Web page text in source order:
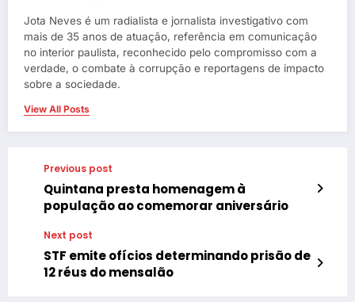
Jota Neves é um radialista e jornalista investigativo com
mais de 35 anos de atuação, referência em comunicação
no interior paulista, reconhecido pelo compromisso com a
verdade, o combate à corrupção e reportagens de impacto
sobre a sociedade.
View All Posts
Previous post
Quintana presta homenagem à
população ao comemorar aniversário
Next post
STF emite ofícios determinando prisão de
12 réus do mensalão